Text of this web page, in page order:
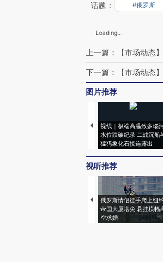
话题： #俄罗斯
Loading...
上一篇：【市场动态
下一篇：【市场动态
图片推荐
视线｜极端高温致多瑙
水位跌破纪录 二战沉船
猛犸象化石接连露出
视听推荐
俄罗斯情侣徒手爬上纽
帝国大厦塔尖 悬挂横幅
空求婚